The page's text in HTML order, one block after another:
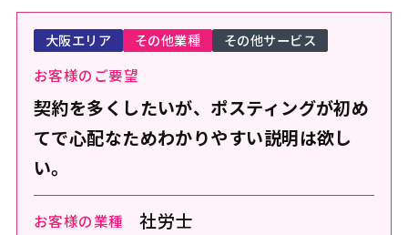
お客様のご要望
契約を多くしたいが、ポスティングが初め
てで心配なためわかりやすい説明は欲し
い。
お客様の業種 社労士
大阪エリア その他業種 その他サービス